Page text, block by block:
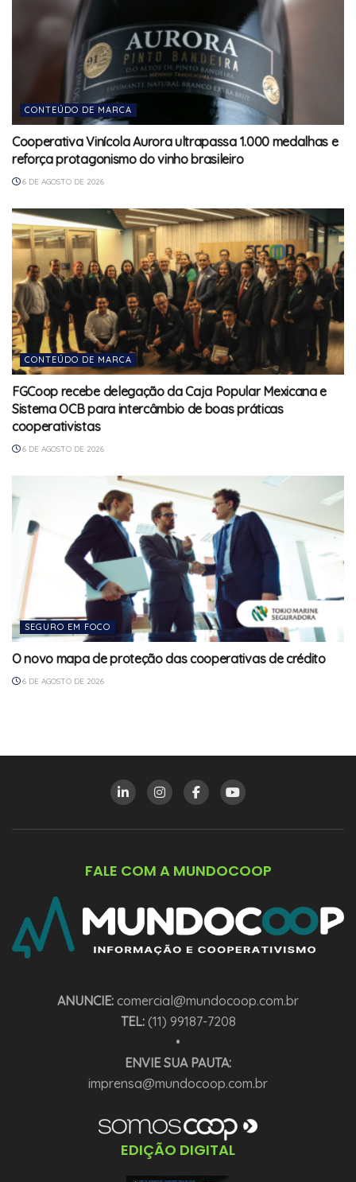
CONTEÚDO DE MARCA
Cooperativa Vinícola Aurora ultrapassa 1.000 medalhas e
reforça protagonismo do vinho brasileiro
6 DE AGOSTO DE 2026
CONTEÚDO DE MARCA
FGCoop recebe delegação da Caja Popular Mexicana e
Sistema OCB para intercâmbio de boas práticas
cooperativistas
6 DE AGOSTO DE 2026
SEGURO EM FOCO
O novo mapa de proteção das cooperativas de crédito
6 DE AGOSTO DE 2026
FALE COM A MUNDOCOOP
ANUNCIE: comercial@mundocoop.com.br
TEL:(11) 99187-7208
•
ENVIE SUA PAUTA:
imprensa@mundocoop.com.br
EDIÇÃO DIGITAL